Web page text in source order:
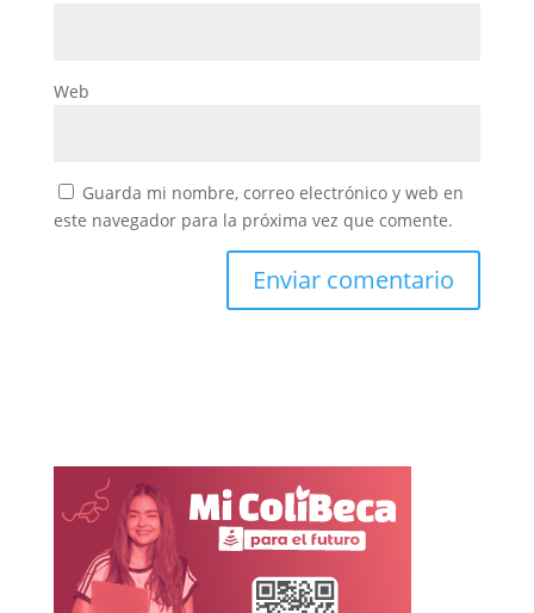
Web
Guarda mi nombre, correo electrónico y web en
este navegador para la próxima vez que comente.